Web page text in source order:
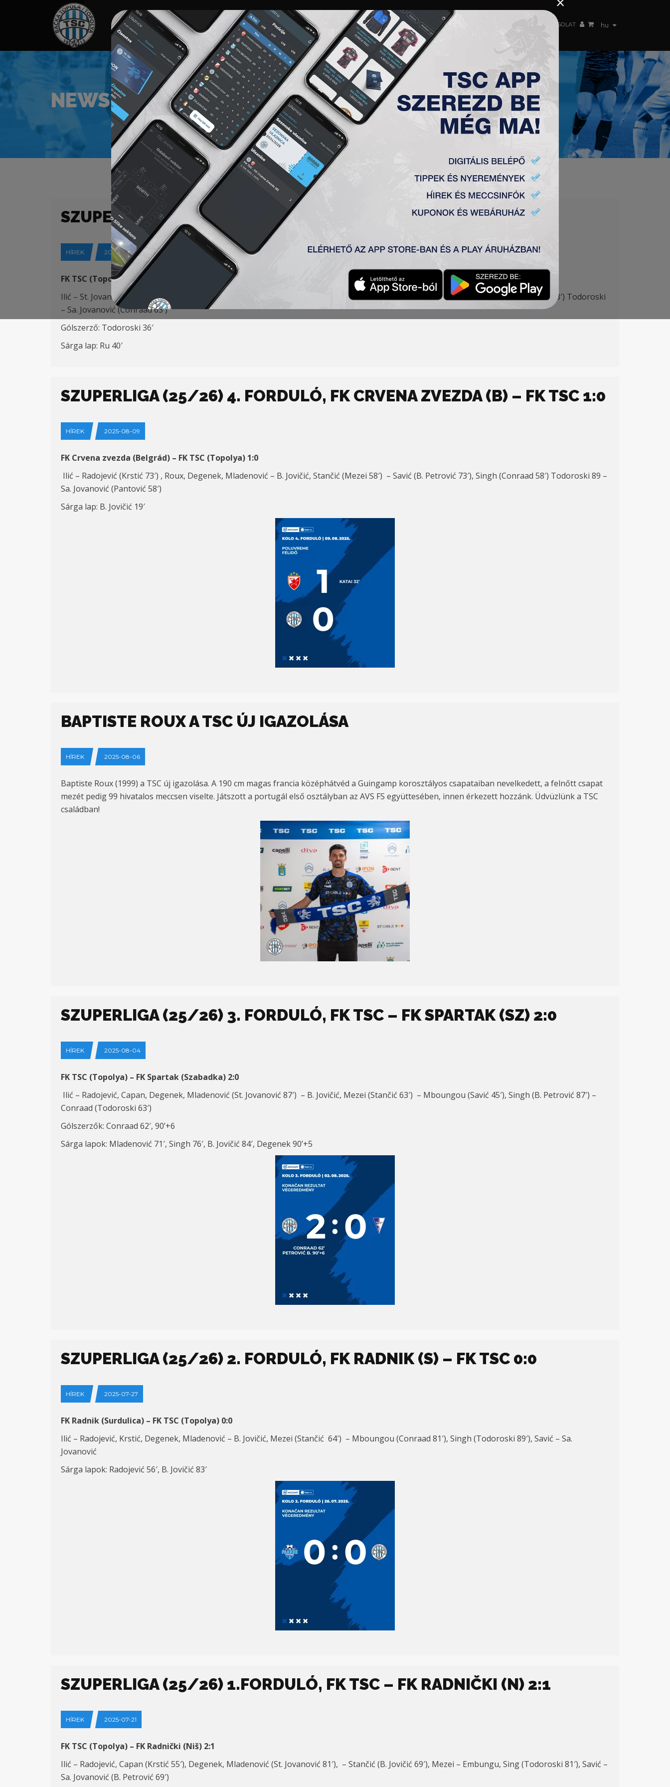
hu
HOME TÁMOGATÓK NEWS GALÉRIA „A” CSAPAT TAGSÁG JEGYEK AKKREDITÁCIÓ KLUB AKADÉMIA NŐI CSAPAT KAPCSOLAT
NEWS
SZUPERLIGA (25/26) 5. FORDULÓ, FK TSC – OFK BEOGRAD 1:3
HÍREK 2025-08-18
FK TSC (Topolya) – OFK Beograd (Belgrád) 1:3
Ilić – St. Jovanović (Savić 89′), Roux, Degenek, Mladenović – Stančić, Mezei (Krstić 73′) – Mboungou (B. Petrović 77′), Singh (Pantović 63′) Todoroski
– Sa. Jovanović (Conraad 63′)
Gólszerző: Todoroski 36′
Sárga lap: Ru 40′
SZUPERLIGA (25/26) 4. FORDULÓ, FK CRVENA ZVEZDA (B) – FK TSC 1:0
HÍREK 2025-08-09
FK Crvena zvezda (Belgrád) – FK TSC (Topolya) 1:0
Ilić – Radojević (Krstić 73′) , Roux, Degenek, Mladenović – B. Jovičić, Stančić (Mezei 58′) – Savić (B. Petrović 73′), Singh (Conraad 58′) Todoroski 89 –
Sa. Jovanović (Pantović 58′)
Sárga lap: B. Jovičić 19′
BAPTISTE ROUX A TSC ÚJ IGAZOLÁSA
HÍREK 2025-08-06
Baptiste Roux (1999) a TSC új igazolása. A 190 cm magas francia középhátvéd a Guingamp korosztályos csapataiban nevelkedett, a felnőtt csapat
mezét pedig 99 hivatalos meccsen viselte. Játszott a portugál első osztályban az AVS FS együttesében, innen érkezett hozzánk. Üdvüzlünk a TSC
családban!
SZUPERLIGA (25/26) 3. FORDULÓ, FK TSC – FK SPARTAK (SZ) 2:0
HÍREK 2025-08-04
FK TSC (Topolya) – FK Spartak (Szabadka) 2:0
Ilić – Radojević, Capan, Degenek, Mladenović (St. Jovanović 87′) – B. Jovičić, Mezei (Stančić 63′) – Mboungou (Savić 45′), Singh (B. Petrović 87′) –
Conraad (Todoroski 63′)
Gólszerzők: Conraad 62′, 90’+6
Sárga lapok: Mladenović 71′, Singh 76′, B. Jovičić 84′, Degenek 90’+5
SZUPERLIGA (25/26) 2. FORDULÓ, FK RADNIK (S) – FK TSC 0:0
HÍREK 2025-07-27
FK Radnik (Surdulica) – FK TSC (Topolya) 0:0
Ilić – Radojević, Krstić, Degenek, Mladenović – B. Jovičić, Mezei (Stančić 64′) – Mboungou (Conraad 81′), Singh (Todoroski 89′), Savić – Sa.
Jovanović
Sárga lapok: Radojević 56′, B. Jovičić 83′
SZUPERLIGA (25/26) 1.FORDULÓ, FK TSC – FK RADNIČKI (N) 2:1
HÍREK 2025-07-21
FK TSC (Topolya) – FK Radnički (Niš) 2:1
Ilić – Radojević, Capan (Krstić 55′), Degenek, Mladenović (St. Jovanović 81′), – Stančić (B. Jovičić 69′), Mezei – Embungu, Sing (Todoroski 81′), Savić –
Sa. Jovanović (B. Petrović 69′)